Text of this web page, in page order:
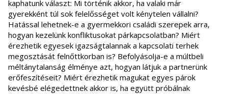
kaphatunk választ: Mi történik akkor, ha valaki már
gyerekként túl sok felelősséget volt kénytelen vállalni?
Hatással lehetnek-e a gyermekkori családi szerepek arra,
hogyan kezelünk konfliktusokat párkapcsolatban? Miért
érezhetik egyesek igazságtalannak a kapcsolati terhek
megosztását felnőttkorban is? Befolyásolja-e a múltbeli
méltánytalanság élménye azt, hogyan látjuk a partnerünk
erőfeszítéseit? Miért érezhetik magukat egyes párok
kevésbé elégedettnek akkor is, ha együtt próbálnak